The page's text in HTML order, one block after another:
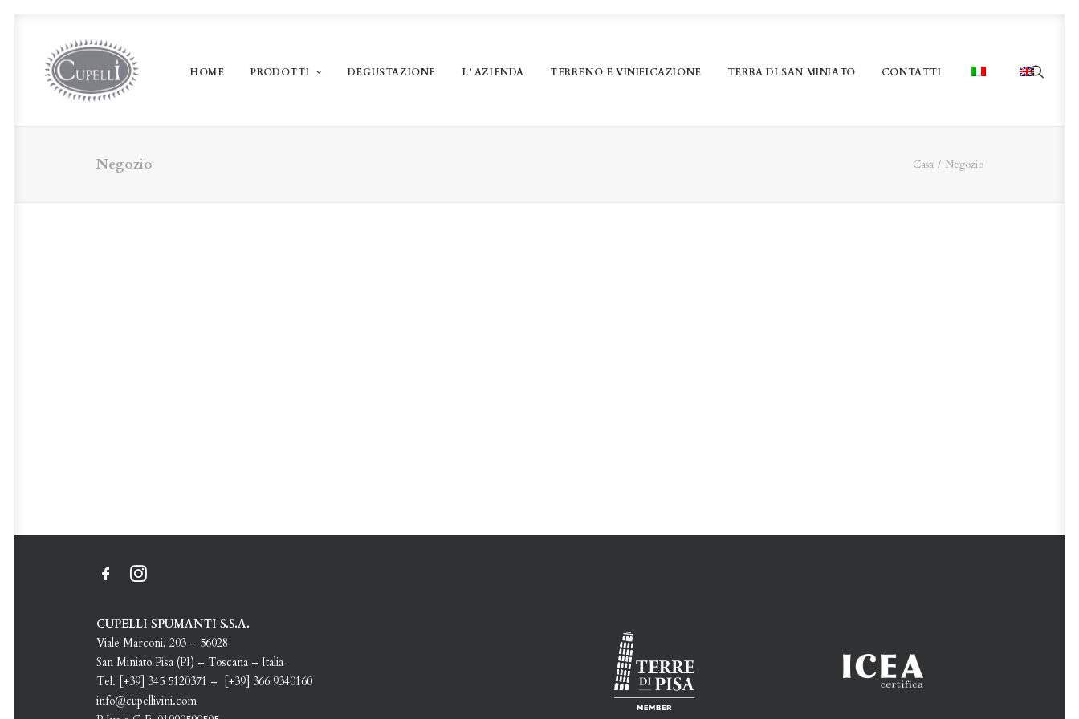
HOME PRODOTTI DEGUSTAZIONE L’ AZIENDA TERRENO E VINIFICAZIONE TERRA DI SAN MINIATO CONTATTI
Negozio Casa Negozio
CUPELLI SPUMANTI S.S.A.
Viale Marconi, 203 – 56028
San Miniato Pisa (PI) – Toscana – Italia
Tel. [+39] 345 5120371 – [+39] 366 9340160
info@cupellivini.com